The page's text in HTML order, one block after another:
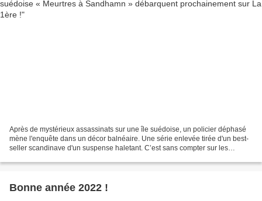
Après de mystérieux assassinats sur une île suédoise, un policier déphasé
mène l'enquête dans un décor balnéaire. Une série enlevée tirée d'un best-
seller scandinave d'un suspense haletant. C’est sans compter sur les
Bonne année 2022 !